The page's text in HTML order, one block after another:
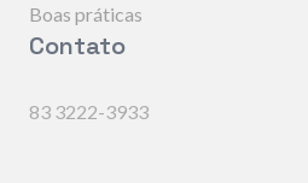
Boas práticas
Contato
83 3222-3933